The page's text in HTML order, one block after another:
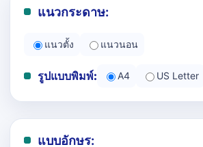
แนวกระดาษ:
แนวตั้ง แนวนอน
รูปแบบพิมพ์: A4 US Letter
แบบอักษร: